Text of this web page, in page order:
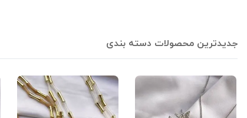
جدیدترین محصولات دسته بندی